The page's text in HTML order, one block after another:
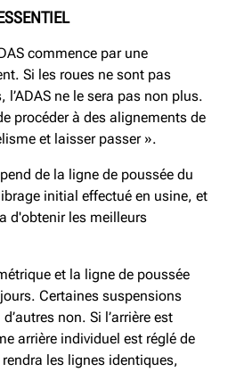
commence par une
Si les roues ne sont pas
ne le sera pas non plus.
procéder à des alignements de
et laisser passer ».
de la ligne de poussée du
initial effectué en usine, et
d'obtenir les meilleurs
et la ligne de poussée
Certaines suspensions
non. Si l’arrière est
arrière individuel est réglé de
les lignes identiques,